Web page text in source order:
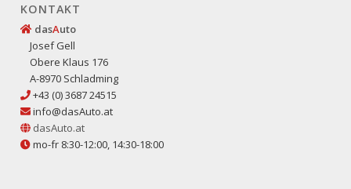
KONTAKT
dasAuto
Josef Gell
Obere Klaus 176
A-8970 Schladming
+43 (0) 3687 24515
info@dasAuto.at
dasAuto.at
mo-fr 8:30-12:00, 14:30-18:00